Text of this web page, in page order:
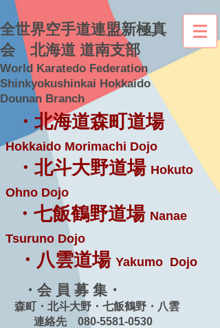
全世界空手道連盟新極真
会 北海道 道南支部
World Karatedo Federation
Shinkyokushinkai Hokkaido
Dounan Branch
・北海道森町道場
Hokkaido Morimachi Dojo
・北斗大野道場 Hokuto
Ohno Dojo
・七飯鶴野道場 Nanae
Tsuruno Dojo
・八雲道場 Yakumo Dojo
・会 員 募 集・
森町・北斗大野・七飯鶴野・八雲
連絡先 080-5581-0530